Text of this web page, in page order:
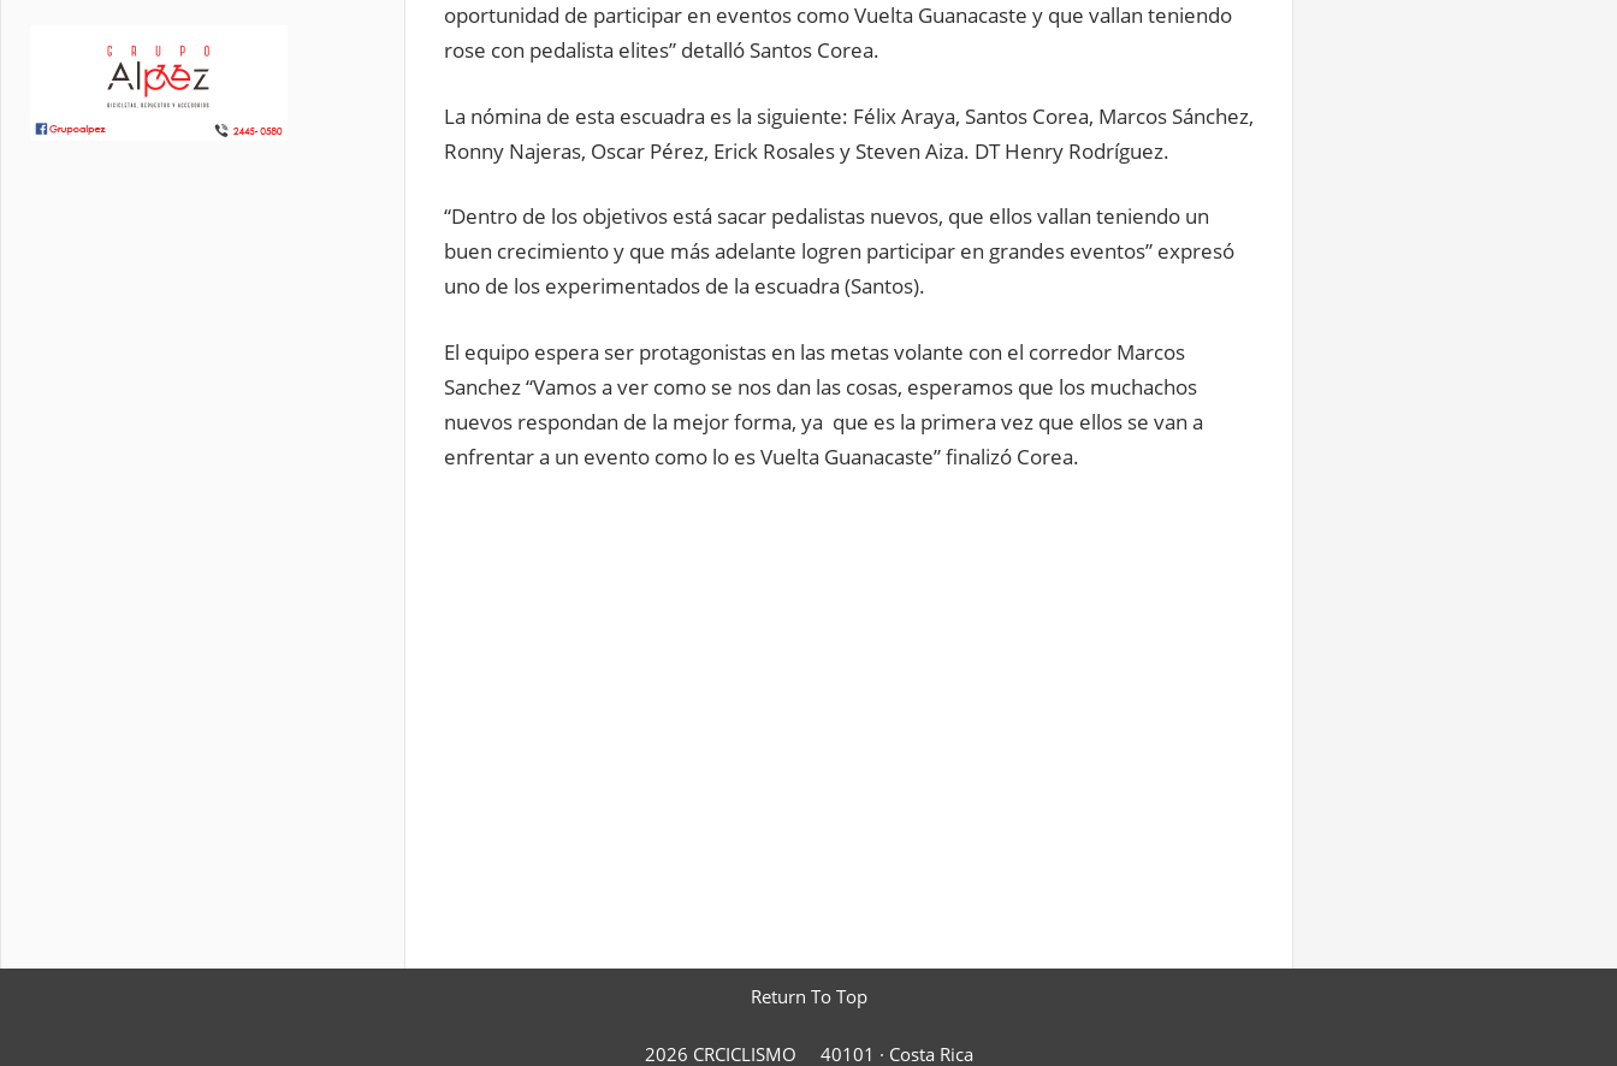
oportunidad de participar en eventos como Vuelta Guanacaste y que vallan teniendo
rose con pedalista elites” detalló Santos Corea.
La nómina de esta escuadra es la siguiente: Félix Araya, Santos Corea, Marcos Sánchez,
Ronny Najeras, Oscar Pérez, Erick Rosales y Steven Aiza. DT Henry Rodríguez.
“Dentro de los objetivos está sacar pedalistas nuevos, que ellos vallan teniendo un
buen crecimiento y que más adelante logren participar en grandes eventos” expresó
uno de los experimentados de la escuadra (Santos).
El equipo espera ser protagonistas en las metas volante con el corredor Marcos
Sanchez “Vamos a ver como se nos dan las cosas, esperamos que los muchachos
nuevos respondan de la mejor forma, ya que es la primera vez que ellos se van a
enfrentar a un evento como lo es Vuelta Guanacaste” finalizó Corea.
Return To Top
2026 CRCICLISMO 40101 · Costa Rica